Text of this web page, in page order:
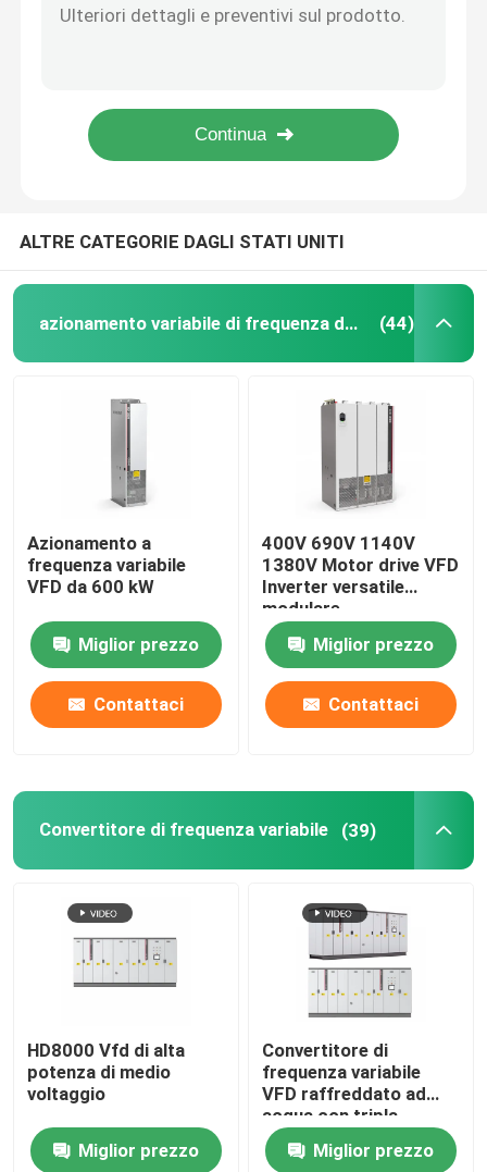
Invertitore di frequenza di vettore
Azionamento a frequenza variabile per gru
Stazione di ricarica per veicoli elettrici con
Ottimizzatore solare
inverter ibrido solare
ALTRE CATEGORIE DAGLI STATI UNITI
azionamento variabile di frequenza del vfd (44)
Azionamento a
frequenza variabile
VFD da 600 kW
Miglior prezzo
Contattaci
400V 690V 1140V
1380V Motor drive VFD
Inverter versatile
modulare
Miglior prezzo
Contattaci
Convertitore di frequenza variabile (39)
HD8000 Vfd di alta
potenza di medio
voltaggio
Miglior prezzo
Convertitore di
frequenza variabile
VFD raffreddato ad
acqua con tripla
rettificazione
dell'inverter elettrico
Miglior prezzo